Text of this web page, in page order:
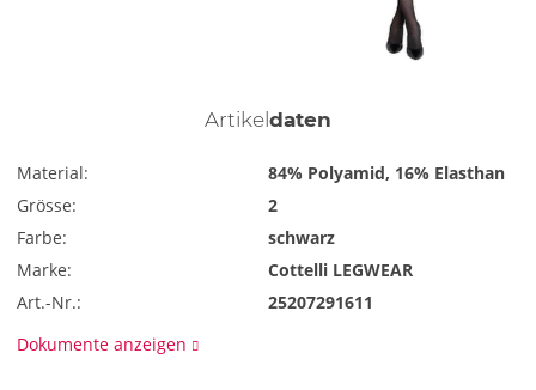
Artikel daten
Material:
84% Polyamid, 16% Elasthan
Grösse:
2
Farbe:
schwarz
Marke:
Cottelli LEGWEAR
Art.-Nr.:
25207291611
Dokumente anzeigen